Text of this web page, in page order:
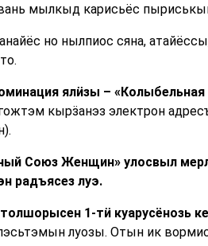
мылкыд карисьёс
но нылпиос сяна,
ялӥзы –
кырӟанэз электрон
Союз Женщин» улосвыл
радъясез луэ.
1-тӥ куарусёнозь
луозы. Отын ик